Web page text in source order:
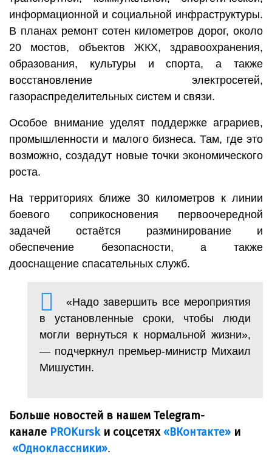
информационной и социальной инфраструктуры.
В планах ремонт сотен километров дорог, около
20 мостов, объектов ЖКХ, здравоохранения,
образования, культуры и спорта, а также
восстановление электросетей,
газораспределительных систем и связи.
Особое внимание уделят поддержке аграриев,
промышленности и малого бизнеса. Там, где это
возможно, создадут новые точки экономического
роста.
На территориях ближе 30 километров к линии
боевого соприкосновения первоочередной
задачей остаётся разминирование и
обеспечение безопасности, а также
дооснащение спасательных служб.
«Надо завершить все мероприятия
в установленные сроки, чтобы люди
могли вернуться к нормальной жизни»,
— подчеркнул премьер-министр Михаил
Мишустин.
Больше новостей в нашем Telegram-
канале PROKurskи соцсетях «ВКонтакте» и
«Одноклассники».